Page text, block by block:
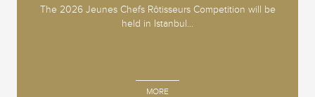
The 2026 Jeunes Chefs Rôtisseurs Competition will be
held in Istanbul...
MORE